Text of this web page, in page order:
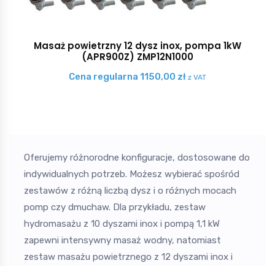
Masaż powietrzny 12 dysz inox, pompa 1kW
(APR900Z) ZMP12N1000
Cena regularna 1150,00 zł z VAT
Oferujemy różnorodne konfiguracje, dostosowane do
indywidualnych potrzeb. Możesz wybierać spośród
zestawów z różną liczbą dysz i o różnych mocach
pomp czy dmuchaw. Dla przykładu, zestaw
hydromasażu z 10 dyszami inox i pompą 1,1 kW
zapewni intensywny masaż wodny, natomiast
zestaw masażu powietrznego z 12 dyszami inox i